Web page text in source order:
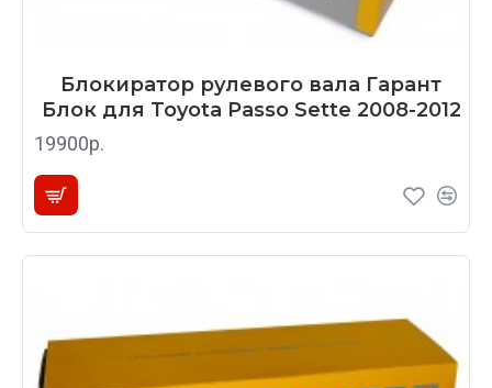
Блокиратор рулевого вала Гарант
Блок для Toyota Passo Sette 2008-2012
19900р.